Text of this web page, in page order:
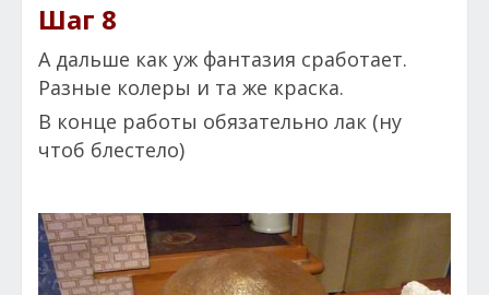
Шаг 8
А дальше как уж фантазия сработает.
Разные колеры и та же краска.
В конце работы обязательно лак (ну
чтоб блестело)